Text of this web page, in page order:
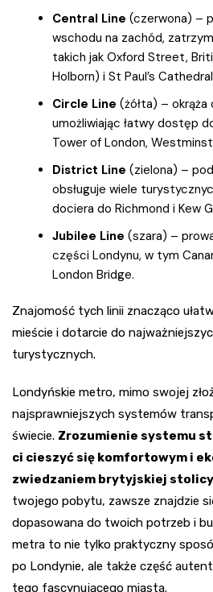
Central Line (czerwona) –
wschodu na zachód,
takich jak Oxford Street,
Holborn) i St Paul’s
Circle Line (żółta) –
umożliwiając łatwy dostęp
Tower of London,
District Line (zielona) –
obsługuje wiele
dociera do Richmond i Kew
Jubilee Line (szara) –
części Londynu, w tym
London Bridge.
Znajomość tych linii znacząco
mieście i dotarcie do
turystycznych.
Londyńskie metro, mimo swojej
najsprawniejszych systemów
świecie. Zrozumienie systemu
ci cieszyć się komfortowym i
zwiedzaniem brytyjskiej
twojego pobytu, zawsze znajdzie
dopasowana do twoich potrzeb i
metra to nie tylko praktyczny
po Londynie, ale także część
tego fascynującego miasta.